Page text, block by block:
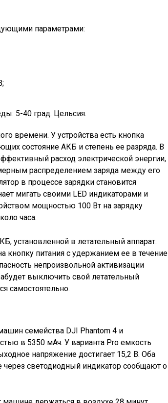
параметрами:
5-40 град. Цельсия.
времени. У устройства есть кнопка
состояние АКБ и степень ее разряда. В
расход электрической энергии,
распределением заряда между его
в процессе зарядки становится
мигать своими LED индикаторами и
мощностью 100 Вт на зарядку
часа.
установленной в летательный аппарат.
питания с удержанием ее в течение
непроизвольной активизации
выключить свой летательный
самостоятельно.
семейства DJI Phantom 4 и
в 5350 мАч. У варианта Pro емкость
напряжение достигает 15,2 В. Оба
светодиодный индикатор сообщают о